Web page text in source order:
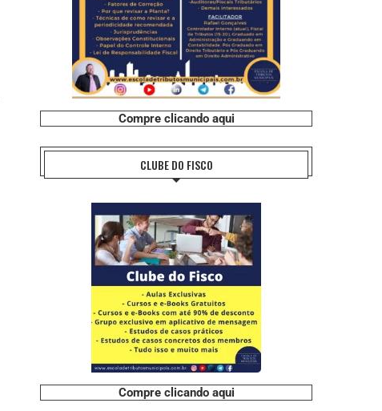
Compre clicando aqui
CLUBE DO FISCO
Compre clicando aqui